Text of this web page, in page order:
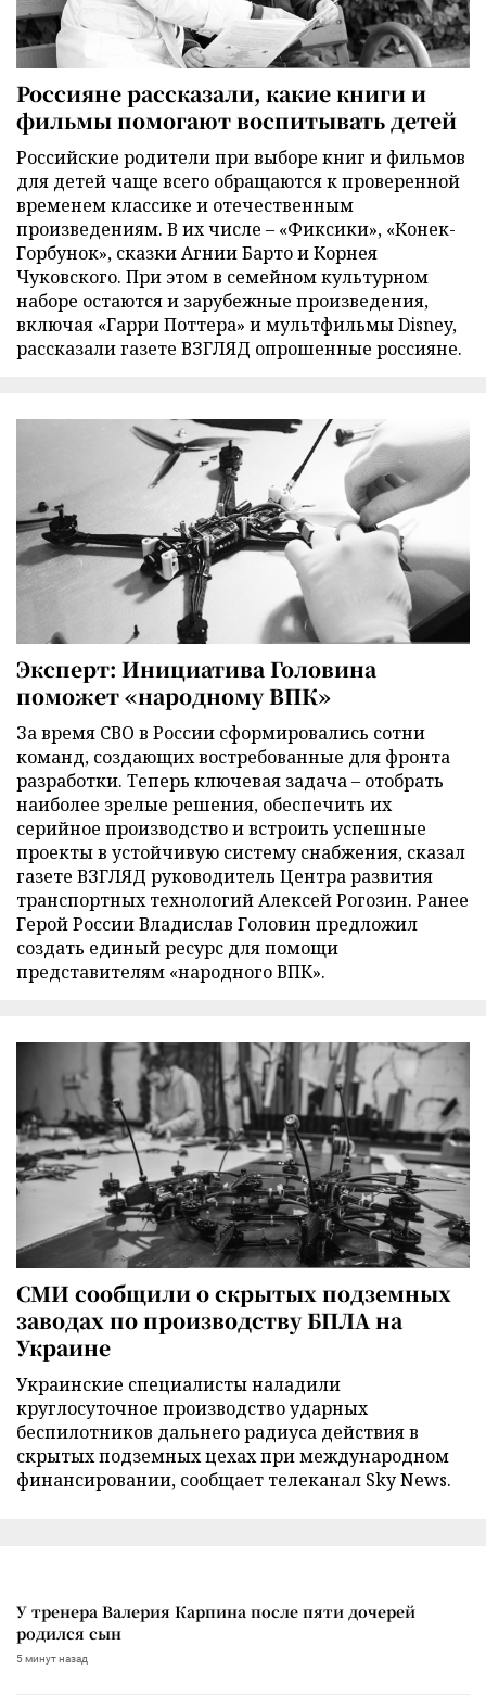
Россияне рассказали, какие книги и
фильмы помогают воспитывать детей
Российские родители при выборе книг и фильмов
для детей чаще всего обращаются к проверенной
временем классике и отечественным
произведениям. В их числе – «Фиксики», «Конек-
Горбунок», сказки Агнии Барто и Корнея
Чуковского. При этом в семейном культурном
наборе остаются и зарубежные произведения,
включая «Гарри Поттера» и мультфильмы Disney,
рассказали газете ВЗГЛЯД опрошенные россияне.
Эксперт: Инициатива Головина
поможет «народному ВПК»
За время СВО в России сформировались сотни
команд, создающих востребованные для фронта
разработки. Теперь ключевая задача – отобрать
наиболее зрелые решения, обеспечить их
серийное производство и встроить успешные
проекты в устойчивую систему снабжения, сказал
газете ВЗГЛЯД руководитель Центра развития
транспортных технологий Алексей Рогозин. Ранее
Герой России Владислав Головин предложил
создать единый ресурс для помощи
представителям «народного ВПК».
СМИ сообщили о скрытых подземных
заводах по производству БПЛА на
Украине
Украинские специалисты наладили
круглосуточное производство ударных
беспилотников дальнего радиуса действия в
скрытых подземных цехах при международном
финансировании, сообщает телеканал Sky News.
У тренера Валерия Карпина после пяти дочерей
родился сын
5 минут назад